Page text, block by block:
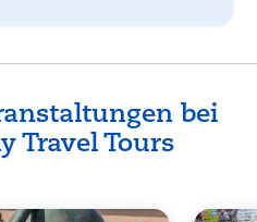
bei
Travel Tours